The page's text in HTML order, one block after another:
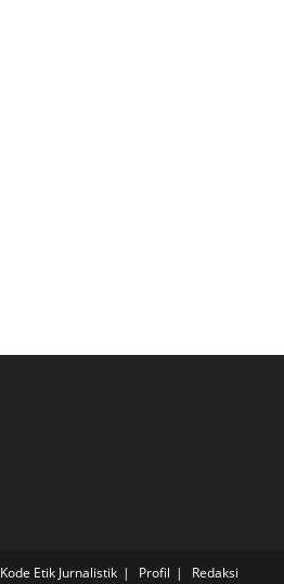
Kode Etik Jurnalistik Profil Redaksi